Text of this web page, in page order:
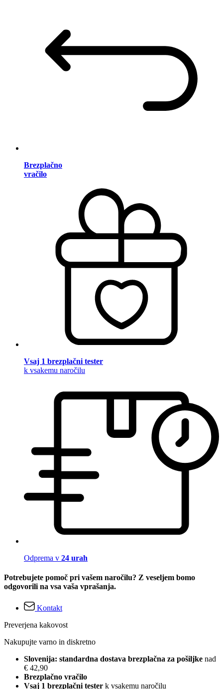
Brezplačno
vračilo
Vsaj 1 brezplačni tester
k vsakemu naročilu
Odprema v 24 urah
Potrebujete pomoč pri vašem naročilu? Z veseljem bomo
odgovorili na vsa vaša vprašanja.
Kontakt
Preverjena kakovost
Nakupujte varno in diskretno
Slovenija: standardna dostava brezplačna za pošiljke nad
€ 42,90
Brezplačno vračilo
Vsaj 1 brezplačni tester k vsakemu naročilu